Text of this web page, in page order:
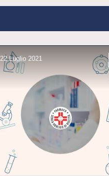
22 Luglio 2021